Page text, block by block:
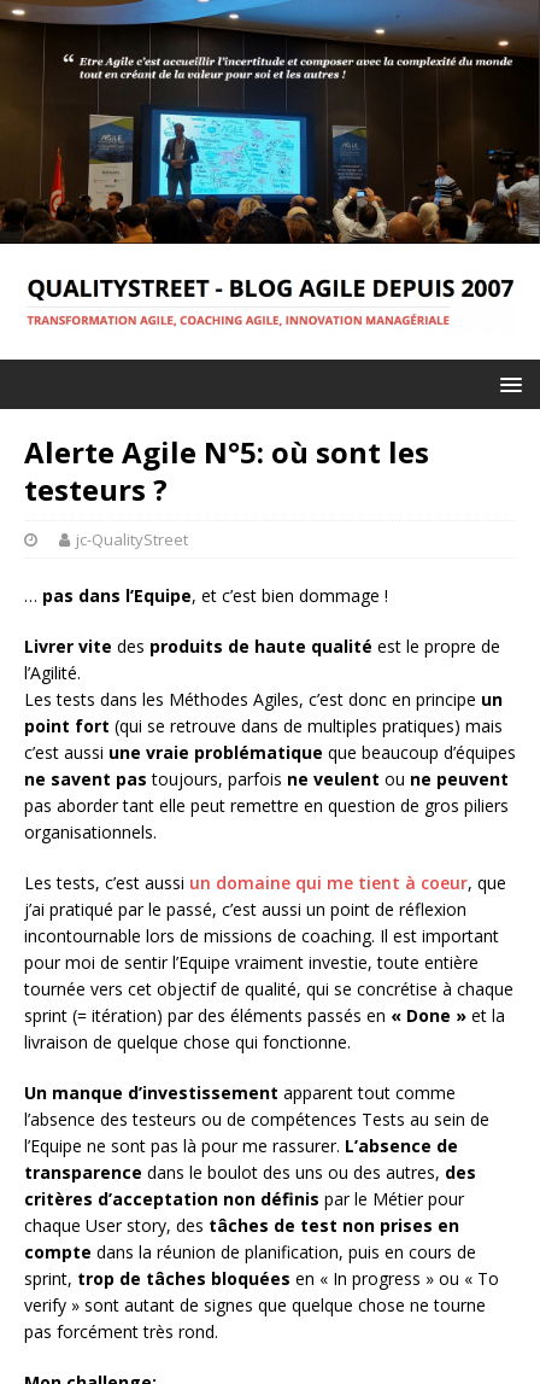
Alerte Agile N°5: où sont les
testeurs ?
jc-QualityStreet
… pas dans l’Equipe, et c’est bien dommage !
Livrer vite des produits de haute qualité est le propre de
l’Agilité.
Les tests dans les Méthodes Agiles, c’est donc en principe un
point fort (qui se retrouve dans de multiples pratiques) mais
c’est aussi une vraie problématique que beaucoup d’équipes
ne savent pas toujours, parfois ne veulent ou ne peuvent
pas aborder tant elle peut remettre en question de gros piliers
organisationnels.
Les tests, c’est aussi un domaine qui me tient à coeur, que
j’ai pratiqué par le passé, c’est aussi un point de réflexion
incontournable lors de missions de coaching. Il est important
pour moi de sentir l’Equipe vraiment investie, toute entière
tournée vers cet objectif de qualité, qui se concrétise à chaque
sprint (= itération) par des éléments passés en « Done » et la
livraison de quelque chose qui fonctionne.
Un manque d’investissement apparent tout comme
l’absence des testeurs ou de compétences Tests au sein de
l’Equipe ne sont pas là pour me rassurer. L’absence de
transparence dans le boulot des uns ou des autres, des
critères d’acceptation non définis par le Métier pour
chaque User story, des tâches de test non prises en
compte dans la réunion de planification, puis en cours de
sprint, trop de tâches bloquées en « In progress » ou « To
verify » sont autant de signes que quelque chose ne tourne
pas forcément très rond.